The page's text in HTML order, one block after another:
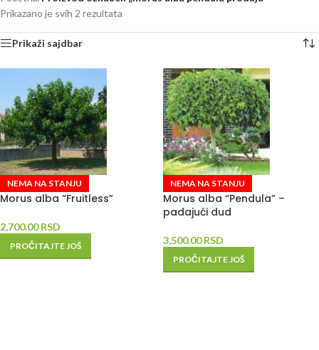
Prikazano je svih 2 rezultata
Prikaži sajdbar
NEMA NA STANJU
Morus alba “Fruitless”
2,700.00RSD
PROČITAJTE JOŠ
NEMA NA STANJU
Morus alba “Pendula” –
padajući dud
3,500.00RSD
PROČITAJTE JOŠ